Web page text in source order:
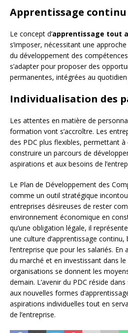
Apprentissage continu
Le concept d’apprentissage tout
s’imposer, nécessitant une
du développement des
s’adapter pour proposer des
permanentes, intégrées au
Individualisation des
Les attentes en matière de
formation vont s’accroître. Les
des PDC plus flexibles, permettant à
construire un parcours de
aspirations et aux besoins de
Le Plan de Développement des
comme un outil stratégique
entreprises désireuses de rester
environnement économique en
qu’une obligation légale, il
une culture d’apprentissage
l’entreprise que pour les salariés.
du marché et en investissant dans
organisations se donnent les
demain. L’avenir du PDC réside
aux nouvelles formes
aspirations individuelles tout en
de l’entreprise.